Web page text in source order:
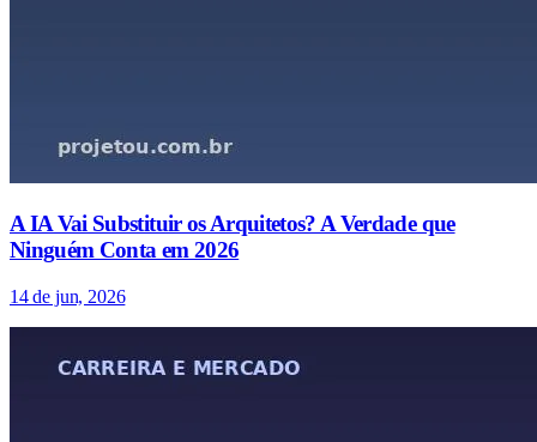
A IA Vai Substituir os Arquitetos? A Verdade que
Ninguém Conta em 2026
14 de jun, 2026